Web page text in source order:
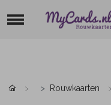
Rouwkaarten